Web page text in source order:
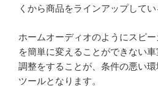
くから商品をラインアップしてい
ホームオーディオのようにスピ
を簡単に変えることができない
調整をすることが、条件の悪い
ツールとなります。